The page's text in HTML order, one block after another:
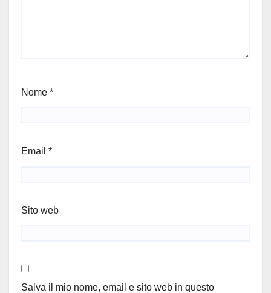
Nome *
Email *
Sito web
Salva il mio nome, email e sito web in questo